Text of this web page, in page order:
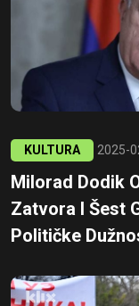
KULTURA 2025-
Milorad Dodik
Zatvora I Šest
Političke